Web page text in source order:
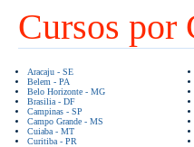
Cursos por
Aracaju - SE
Belem - PA
Belo Horizonte - MG
Brasilia - DF
Campinas - SP
Campo Grande - MS
Cuiaba - MT
Curitiba - PR